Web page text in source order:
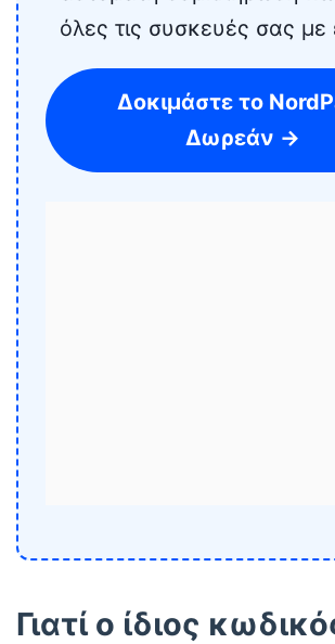
όλες τις συσκευές σας με
Δοκιμάστε το
Δωρεάν →
Γιατί ο ίδιος